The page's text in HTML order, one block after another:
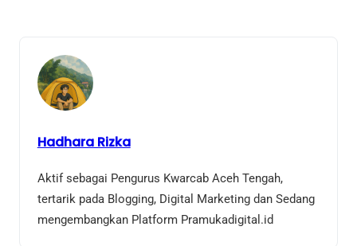
Hadhara Rizka
Aktif sebagai Pengurus Kwarcab Aceh Tengah,
tertarik pada Blogging, Digital Marketing dan Sedang
mengembangkan Platform Pramukadigital.id